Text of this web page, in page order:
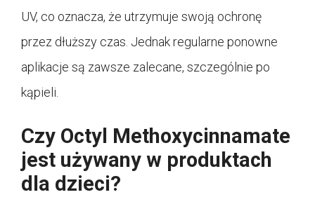
UV, co oznacza, że ​​utrzymuje swoją ochronę
przez dłuższy czas. Jednak regularne ponowne
aplikacje są zawsze zalecane, szczególnie po
kąpieli.
Czy Octyl Methoxycinnamate
jest używany w produktach
dla dzieci?